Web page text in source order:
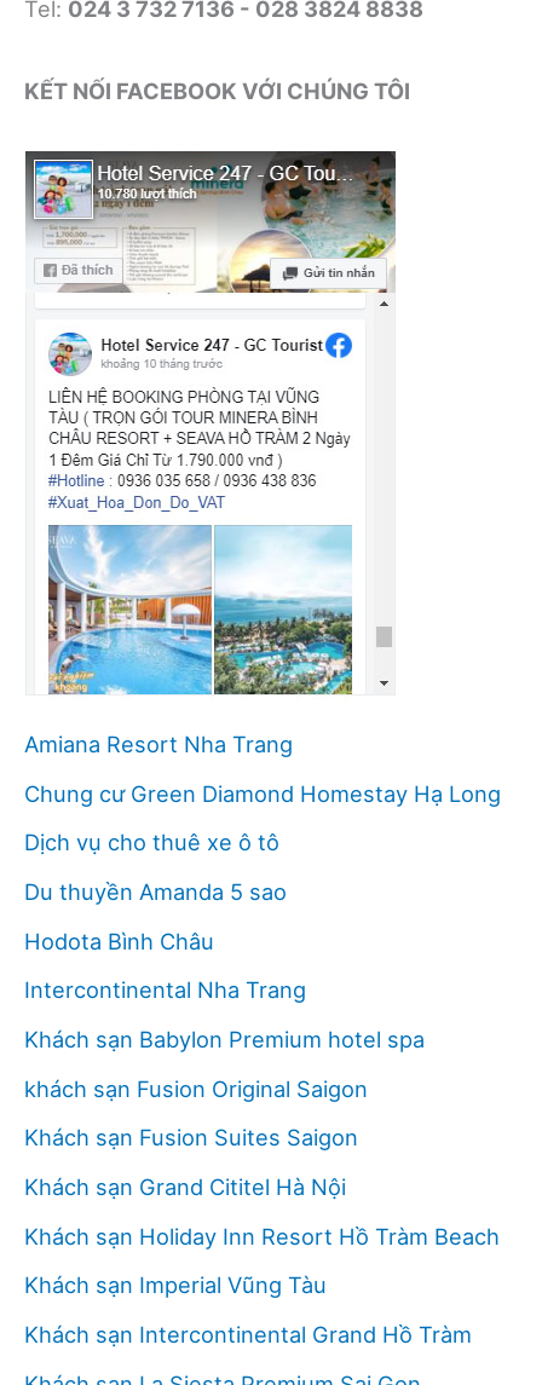
Tel: 024 3 732 7136 - 028 3824 8838
KẾT NỐI FACEBOOK VỚI CHÚNG TÔI
Amiana Resort Nha Trang
Chung cư Green Diamond Homestay Hạ Long
Dịch vụ cho thuê xe ô tô
Du thuyền Amanda 5 sao
Hodota Bình Châu
Intercontinental Nha Trang
Khách sạn Babylon Premium hotel spa
khách sạn Fusion Original Saigon
Khách sạn Fusion Suites Saigon
Khách sạn Grand Cititel Hà Nội
Khách sạn Holiday Inn Resort Hồ Tràm Beach
Khách sạn Imperial Vũng Tàu
Khách sạn Intercontinental Grand Hồ Tràm